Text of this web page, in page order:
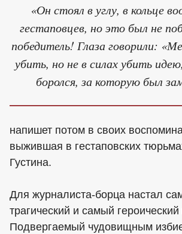
«Он стоял в углу, в кольце
гестаповцев, но это был не
победитель! Глаза говорили:
убить, но не в силах убить
боролся, за которую был
напишет потом в своих
выжившая в гестаповских
Густина.
Для журналиста-борца настал
трагический и самый
Подвергаемый чудовищным